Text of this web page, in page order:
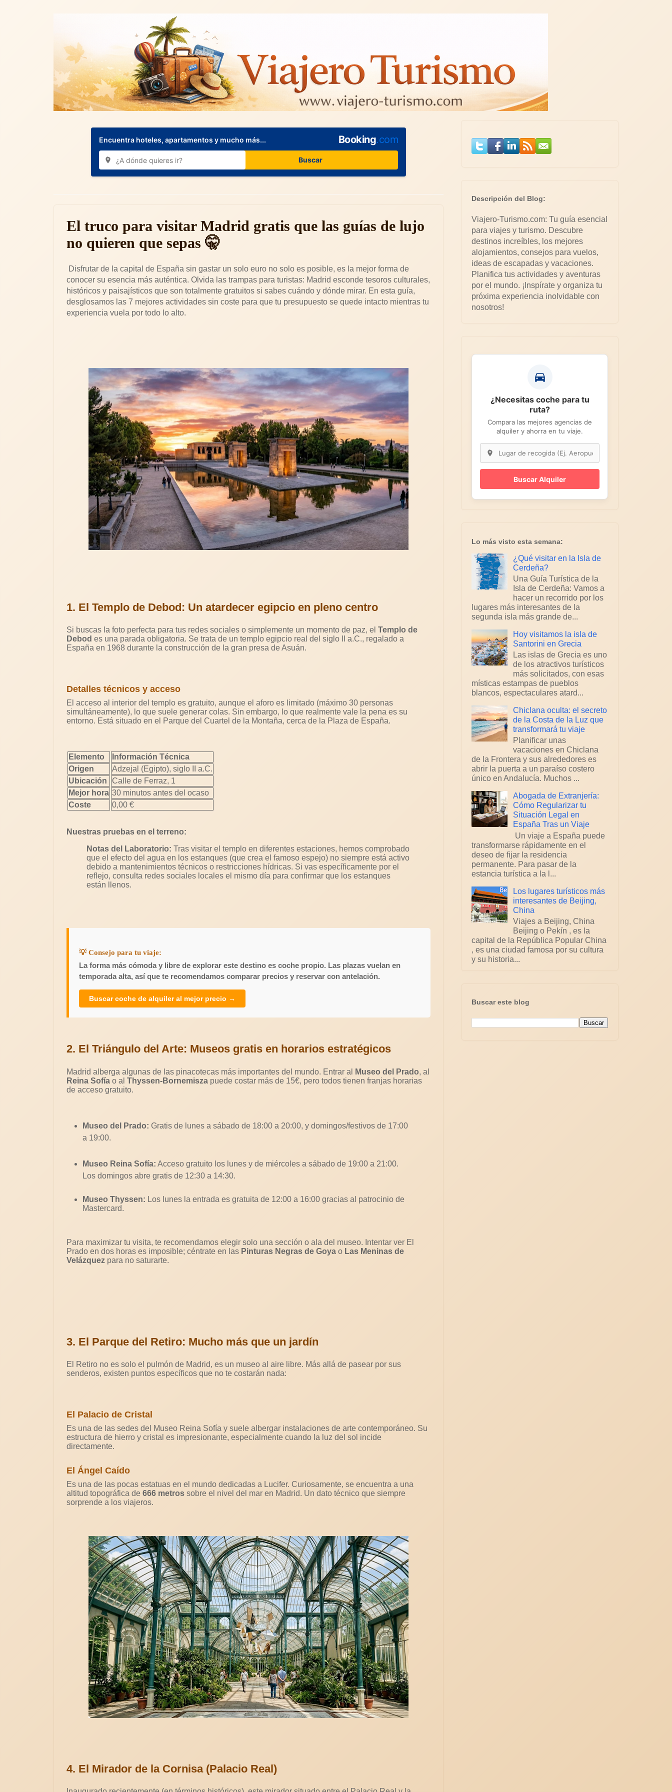
Encuentra hoteles, apartamentos y mucho más... Booking.com
Buscar
El truco para visitar Madrid gratis que las guías de lujo
no quieren que sepas 🤫
Disfrutar de la capital de España sin gastar un solo euro no solo es posible, es la mejor forma de
conocer su esencia más auténtica. Olvida las trampas para turistas: Madrid esconde tesoros culturales,
históricos y paisajísticos que son totalmente gratuitos si sabes cuándo y dónde mirar. En esta guía,
desglosamos las 7 mejores actividades sin coste para que tu presupuesto se quede intacto mientras tu
experiencia vuela por todo lo alto.
1. El Templo de Debod: Un atardecer egipcio en pleno centro
Si buscas la foto perfecta para tus redes sociales o simplemente un momento de paz, el Templo de
Debod es una parada obligatoria. Se trata de un templo egipcio real del siglo II a.C., regalado a
España en 1968 durante la construcción de la gran presa de Asuán.
Detalles técnicos y acceso
El acceso al interior del templo es gratuito, aunque el aforo es limitado (máximo 30 personas
simultáneamente), lo que suele generar colas. Sin embargo, lo que realmente vale la pena es su
entorno. Está situado en el Parque del Cuartel de la Montaña, cerca de la Plaza de España.
Elemento
Información Técnica
Origen
Adzejal (Egipto), siglo II a.C.
Ubicación
Calle de Ferraz, 1
Mejor hora 30 minutos antes del ocaso
Coste
0,00 €
Nuestras pruebas en el terreno:
Notas del Laboratorio: Tras visitar el templo en diferentes estaciones, hemos comprobado
que el efecto del agua en los estanques (que crea el famoso espejo) no siempre está activo
debido a mantenimientos técnicos o restricciones hídricas. Si vas específicamente por el
reflejo, consulta redes sociales locales el mismo día para confirmar que los estanques
están llenos.
💡 Consejo para tu viaje:
La forma más cómoda y libre de explorar este destino es coche propio. Las plazas vuelan en
temporada alta, así que te recomendamos comparar precios y reservar con antelación.
Buscar coche de alquiler al mejor precio →
2. El Triángulo del Arte: Museos gratis en horarios estratégicos
Madrid alberga algunas de las pinacotecas más importantes del mundo. Entrar al Museo del Prado, al
Reina Sofía o al Thyssen-Bornemisza puede costar más de 15€, pero todos tienen franjas horarias
de acceso gratuito.
Museo del Prado: Gratis de lunes a sábado de 18:00 a 20:00, y domingos/festivos de 17:00
a 19:00.
Museo Reina Sofía: Acceso gratuito los lunes y de miércoles a sábado de 19:00 a 21:00.
Los domingos abre gratis de 12:30 a 14:30.
Museo Thyssen: Los lunes la entrada es gratuita de 12:00 a 16:00 gracias al patrocinio de
Mastercard.
Para maximizar tu visita, te recomendamos elegir solo una sección o ala del museo. Intentar ver El
Prado en dos horas es imposible; céntrate en las Pinturas Negras de Goya o Las Meninas de
Velázquez para no saturarte.
3. El Parque del Retiro: Mucho más que un jardín
El Retiro no es solo el pulmón de Madrid, es un museo al aire libre. Más allá de pasear por sus
senderos, existen puntos específicos que no te costarán nada:
El Palacio de Cristal
Es una de las sedes del Museo Reina Sofía y suele albergar instalaciones de arte contemporáneo. Su
estructura de hierro y cristal es impresionante, especialmente cuando la luz del sol incide
directamente.
El Ángel Caído
Es una de las pocas estatuas en el mundo dedicadas a Lucifer. Curiosamente, se encuentra a una
altitud topográfica de 666 metros sobre el nivel del mar en Madrid. Un dato técnico que siempre
sorprende a los viajeros.
4. El Mirador de la Cornisa (Palacio Real)
Descripción del Blog:
Viajero-Turismo.com: Tu guía esencial
para viajes y turismo. Descubre
destinos increíbles, los mejores
alojamientos, consejos para vuelos,
ideas de escapadas y vacaciones.
Planifica tus actividades y aventuras
por el mundo. ¡Inspírate y organiza tu
próxima experiencia inolvidable con
nosotros!
¿Necesitas coche para tu
ruta?
Compara las mejores agencias de
alquiler y ahorra en tu viaje.
Buscar Alquiler
Lo más visto esta semana:
¿Qué visitar en la Isla de
Cerdeña?
Una Guía Turística de la
Isla de Cerdeña: Vamos a
hacer un recorrido por los
lugares más interesantes de la
segunda isla más grande de...
Hoy visitamos la isla de
Santorini en Grecia
Las islas de Grecia es uno
de los atractivos turísticos
más solicitados, con esas
místicas estampas de pueblos
blancos, espectaculares atard...
Chiclana oculta: el secreto
de la Costa de la Luz que
transformará tu viaje
Planificar unas
vacaciones en Chiclana
de la Frontera y sus alrededores es
abrir la puerta a un paraíso costero
único en Andalucía. Muchos ...
Abogada de Extranjería:
Cómo Regularizar tu
Situación Legal en
España Tras un Viaje
Un viaje a España puede
transformarse rápidamente en el
deseo de fijar la residencia
permanente. Para pasar de la
estancia turística a la l...
Los lugares turísticos más
interesantes de Beijing,
China
Viajes a Beijing, China
Beijing o Pekín , es la
capital de la República Popular China
, es una ciudad famosa por su cultura
y su historia...
Buscar este blog